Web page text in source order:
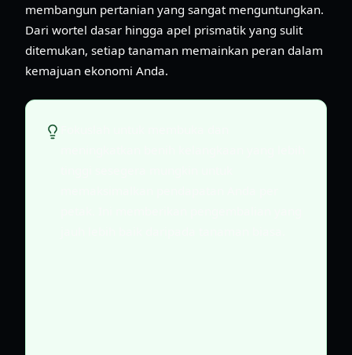
membangun pertanian yang sangat menguntungkan.
Dari wortel dasar hingga apel prismatik yang sulit
ditemukan, setiap tanaman memainkan peran dalam
kemajuan ekonomi Anda.